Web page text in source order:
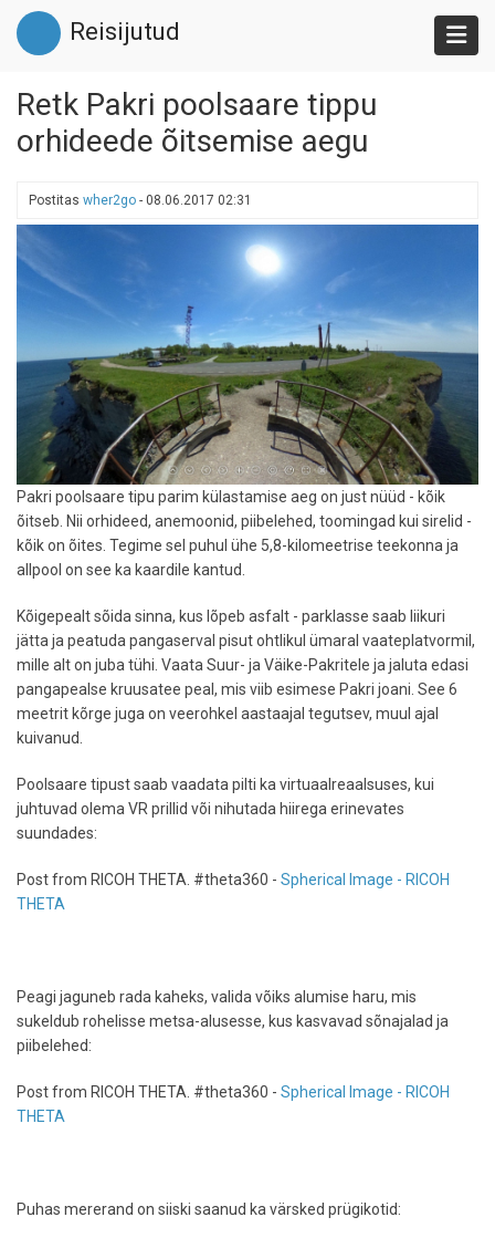
Liigu
edasi
põhisisu
Reisijutud
Retk Pakri poolsaare tippu
orhideede õitsemise aegu
Postitas wher2go - 08.06.2017 02:31
Pakri poolsaare tipu parim külastamise aeg on just nüüd - kõik
õitseb. Nii orhideed, anemoonid, piibelehed, toomingad kui sirelid -
kõik on õites. Tegime sel puhul ühe 5,8-kilomeetrise teekonna ja
allpool on see ka kaardile kantud.
Kõigepealt sõida sinna, kus lõpeb asfalt - parklasse saab liikuri
jätta ja peatuda pangaserval pisut ohtlikul ümaral vaateplatvormil,
mille alt on juba tühi. Vaata Suur- ja Väike-Pakritele ja jaluta edasi
pangapealse kruusatee peal, mis viib esimese Pakri joani. See 6
meetrit kõrge juga on veerohkel aastaajal tegutsev, muul ajal
kuivanud.
Poolsaare tipust saab vaadata pilti ka virtuaalreaalsuses, kui
juhtuvad olema VR prillid või nihutada hiirega erinevates
suundades:
Post from RICOH THETA. #theta360 - Spherical Image - RICOH
THETA
Peagi jaguneb rada kaheks, valida võiks alumise haru, mis
sukeldub rohelisse metsa-alusesse, kus kasvavad sõnajalad ja
piibelehed:
Post from RICOH THETA. #theta360 - Spherical Image - RICOH
THETA
Puhas mererand on siiski saanud ka värsked prügikotid: